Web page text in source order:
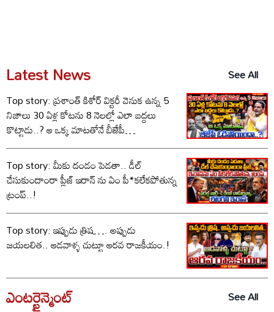
Latest News
See All
Top story: ప్రశాంత్ కిశోర్ విక్టరీ వెనుక ఉన్న 5
నిజాలు 30 ఏళ్ల కోటను 8 నెలల్లో ఎలా బద్దలు
కొట్టాడు..? ఆ ఒక్క మాటతోనే బీజేపీ
ఓడిపోయిందా..?
Top story: మీకు దండం పెడతా.. డీల్
చేసుకుందాంరా ప్లీజ్ ఇరాన్ ను ఏం పీ*కలేకపోతున్న
ట్రంప్..!
Top story: ఇప్పుడు త్రిష…. అప్పుడు
జయలలిత.. ఆడవాళ్ళ చుట్టూ ఆరవ రాజకీయం.!
ఎంటర్టైన్మెంట్
See All